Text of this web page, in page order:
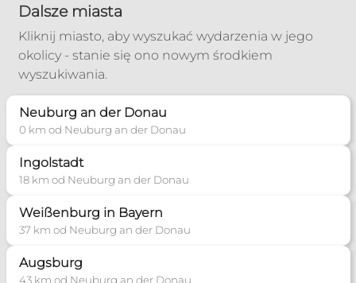
Dalsze miasta
Kliknij miasto, aby wyszukać wydarzenia w jego
okolicy - stanie się ono nowym środkiem
wyszukiwania.
Neuburg an der Donau
0 km od Neuburg an der Donau
Ingolstadt
18 km od Neuburg an der Donau
Weißenburg in Bayern
37 km od Neuburg an der Donau
Augsburg
43 km od Neuburg an der Donau